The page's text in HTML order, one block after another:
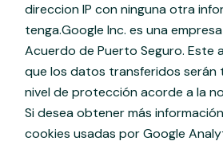
direccion IP con ninguna otra
tenga.Google Inc. es una
Acuerdo de Puerto Seguro. Este
que los datos transferidos
nivel de protección acorde a la
Si desea obtener más
cookies usadas por Google